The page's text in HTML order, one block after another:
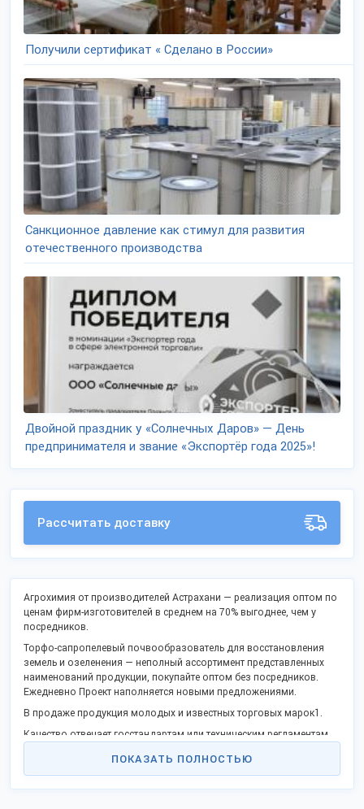
Получили сертификат « Сделано в России»
Санкционное давление как стимул для развития
отечественного производства
Двойной праздник у «Солнечных Даров» — День
предпринимателя и звание «Экспортёр года 2025»!
Рассчитать доставку
Агрохимия от производителей Астрахани — реализация оптом по
ценам фирм-изготовителей в среднем на 70% выгоднее, чем у
посредников.
Торфо-сапропелевый почвообразователь для восстановления
земель и озеленения — неполный ассортимент представленных
наименований продукции, покупайте оптом без посредников.
Ежедневно Проект наполняется новыми предложениями.
В продаже продукция молодых и известных торговых марок1.
Качество отвечает госстандартам или техническим регламентам,
ПОКАЗАТЬ ПОЛНОСТЬЮ